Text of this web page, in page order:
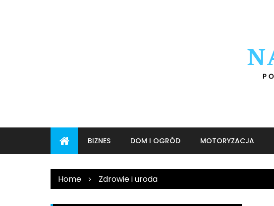
BIZNES DOM I OGRÓD MOTORYZACJA
Home Zdrowie i uroda